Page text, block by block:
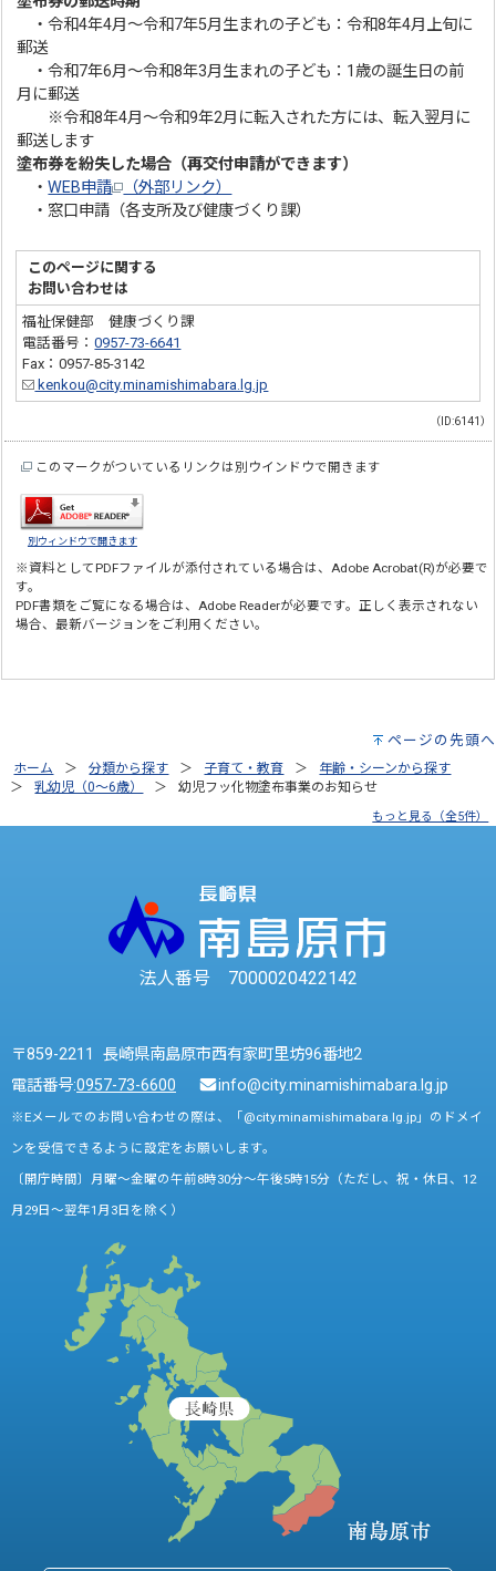
・令和4年4月～令和7年5月生まれの子ども：令和8年4月上旬に
郵送
・令和7年6月～令和8年3月生まれの子ども：1歳の誕生日の前
月に郵送
※令和8年4月～令和9年2月に転入された方には、転入翌月に
郵送します
塗布券を紛失した場合（再交付申請ができます）
・WEB申請
（外部リンク）
・窓口申請（各支所及び健康づくり課）
このページに関する
お問い合わせは
福祉保健部 健康づくり課
電話番号：0957-73-6641
Fax：0957-85-3142
kenkou@city.minamishimabara.lg.jp
（ID:6141）
このマークがついているリンクは別ウインドウで開きます
別ウィンドウで開きます
※資料としてPDFファイルが添付されている場合は、Adobe Acrobat(R)が必要で
す。
PDF書類をご覧になる場合は、Adobe Readerが必要です。正しく表示されない
場合、最新バージョンをご利用ください。
ページの先頭へ
ホーム 分類から探す 子育て・教育
年齢・シーンから探す
乳幼児（0～6歳）
幼児フッ化物塗布事業のお知らせ
もっと見る（全5件）
法人番号 7000020422142
〒859-2211 長崎県南島原市西有家町里坊96番地2
電話番号:0957-73-6600 info@city.minamishimabara.lg.jp
※Eメールでのお問い合わせの際は、「@city.minamishimabara.lg.jp」のドメイ
ンを受信できるように設定をお願いします。
〔開庁時間〕月曜～金曜の午前8時30分～午後5時15分（ただし、祝・休日、12
月29日～翌年1月3日を除く）